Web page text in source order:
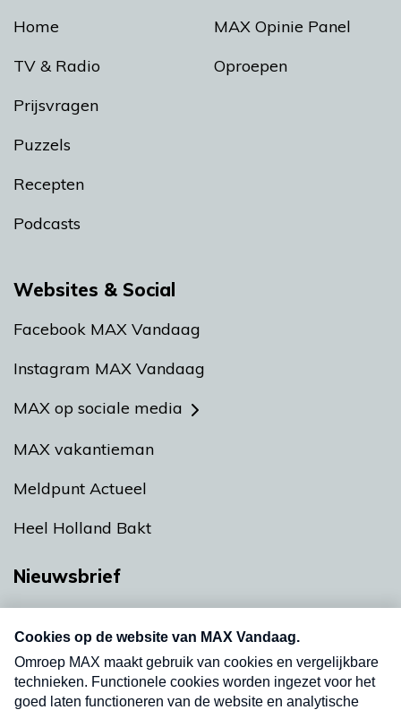
Home
TV & Radio
Prijsvragen
Puzzels
Recepten
Podcasts
MAX Opinie Panel
Oproepen
Websites & Social
Facebook MAX Vandaag
Instagram MAX Vandaag
MAX op sociale media
MAX vakantieman
Meldpunt Actueel
Heel Holland Bakt
Nieuwsbrief
nieuwsbrief. Elke vrijdag- en dinsdagochtend in
uw mailbox.
Verzend